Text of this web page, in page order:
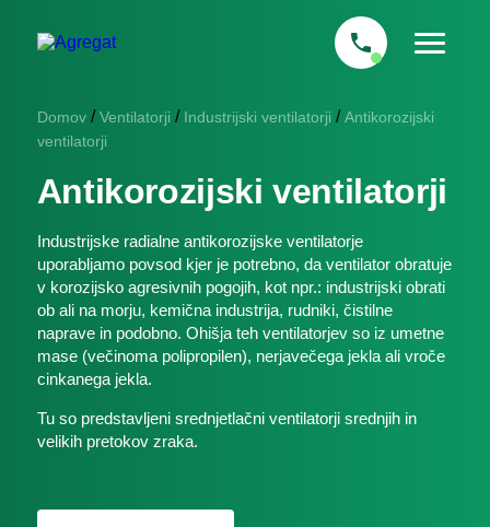
Domov /Ventilatorji / Industrijski ventilatorji /Antikorozijski
ventilatorji
Antikorozijski ventilatorji
Industrijske radialne antikorozijske ventilatorje
uporabljamo povsod kjer je potrebno, da ventilator obratuje
v korozijsko agresivnih pogojih, kot npr.: industrijski obrati
ob ali na morju, kemična industrija, rudniki, čistilne
naprave in podobno. Ohišja teh ventilatorjev so iz umetne
mase (večinoma polipropilen), nerjavečega jekla ali vroče
cinkanega jekla.
Tu so predstavljeni srednjetlačni ventilatorji srednjih in
velikih pretokov zraka.